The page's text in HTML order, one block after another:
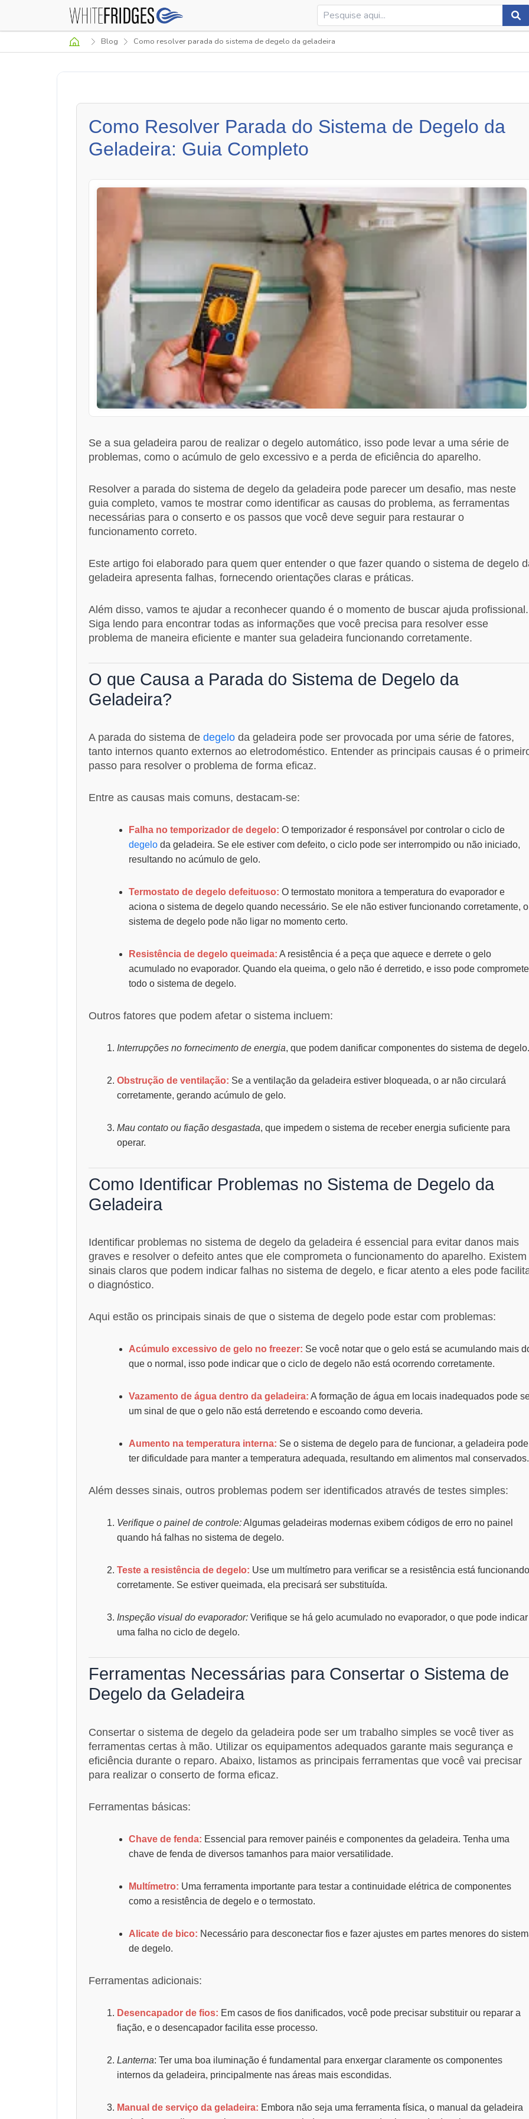
Blog Como resolver parada do sistema de degelo da geladeira
Como Resolver Parada do Sistema de Degelo da
Geladeira: Guia Completo
Se a sua geladeira parou de realizar o degelo automático, isso pode levar a uma série de
problemas, como o acúmulo de gelo excessivo e a perda de eficiência do aparelho.
Resolver a parada do sistema de degelo da geladeira pode parecer um desafio, mas neste
guia completo, vamos te mostrar como identificar as causas do problema, as ferramentas
necessárias para o conserto e os passos que você deve seguir para restaurar o
funcionamento correto.
Este artigo foi elaborado para quem quer entender o que fazer quando o sistema de degelo
geladeira apresenta falhas, fornecendo orientações claras e práticas.
Além disso, vamos te ajudar a reconhecer quando é o momento de buscar ajuda profissional.
Siga lendo para encontrar todas as informações que você precisa para resolver esse
problema de maneira eficiente e manter sua geladeira funcionando corretamente.
O que Causa a Parada do Sistema de Degelo da
Geladeira?
A parada do sistema de degelo da geladeira pode ser provocada por uma série de fatores,
tanto internos quanto externos ao eletrodoméstico. Entender as principais causas é o
passo para resolver o problema de forma eficaz.
Entre as causas mais comuns, destacam-se:
Falha no temporizador de degelo: O temporizador é responsável por controlar o ciclo de
degelo da geladeira. Se ele estiver com defeito, o ciclo pode ser interrompido ou não iniciado,
resultando no acúmulo de gelo.
Termostato de degelo defeituoso: O termostato monitora a temperatura do evaporador e
aciona o sistema de degelo quando necessário. Se ele não estiver funcionando corretamente, o
sistema de degelo pode não ligar no momento certo.
Resistência de degelo queimada: A resistência é a peça que aquece e derrete o gelo
acumulado no evaporador. Quando ela queima, o gelo não é derretido, e isso pode
todo o sistema de degelo.
Outros fatores que podem afetar o sistema incluem:
Interrupções no fornecimento de energia, que podem danificar componentes do sistema de degelo.
Obstrução de ventilação: Se a ventilação da geladeira estiver bloqueada, o ar não circulará
corretamente, gerando acúmulo de gelo.
Mau contato ou fiação desgastada, que impedem o sistema de receber energia suficiente para
operar.
Como Identificar Problemas no Sistema de Degelo da
Geladeira
Identificar problemas no sistema de degelo da geladeira é essencial para evitar danos mais
graves e resolver o defeito antes que ele comprometa o funcionamento do aparelho. Existem
sinais claros que podem indicar falhas no sistema de degelo, e ficar atento a eles pode
o diagnóstico.
Aqui estão os principais sinais de que o sistema de degelo pode estar com problemas:
Acúmulo excessivo de gelo no freezer: Se você notar que o gelo está se acumulando mais
que o normal, isso pode indicar que o ciclo de degelo não está ocorrendo corretamente.
Vazamento de água dentro da geladeira: A formação de água em locais inadequados pode
um sinal de que o gelo não está derretendo e escoando como deveria.
Aumento na temperatura interna: Se o sistema de degelo para de funcionar, a geladeira pode
ter dificuldade para manter a temperatura adequada, resultando em alimentos mal conservados.
Além desses sinais, outros problemas podem ser identificados através de testes simples:
Verifique o painel de controle:Algumas geladeiras modernas exibem códigos de erro no painel
quando há falhas no sistema de degelo.
Teste a resistência de degelo: Use um multímetro para verificar se a resistência está funcionando
corretamente. Se estiver queimada, ela precisará ser substituída.
Inspeção visual do evaporador: Verifique se há gelo acumulado no evaporador, o que pode indicar
uma falha no ciclo de degelo.
Ferramentas Necessárias para Consertar o Sistema de
Degelo da Geladeira
Consertar o sistema de degelo da geladeira pode ser um trabalho simples se você tiver as
ferramentas certas à mão. Utilizar os equipamentos adequados garante mais segurança e
eficiência durante o reparo. Abaixo, listamos as principais ferramentas que você vai precisar
para realizar o conserto de forma eficaz.
Ferramentas básicas:
Chave de fenda: Essencial para remover painéis e componentes da geladeira. Tenha uma
chave de fenda de diversos tamanhos para maior versatilidade.
Multímetro: Uma ferramenta importante para testar a continuidade elétrica de componentes
como a resistência de degelo e o termostato.
Alicate de bico: Necessário para desconectar fios e fazer ajustes em partes menores do
de degelo.
Ferramentas adicionais:
Desencapador de fios: Em casos de fios danificados, você pode precisar substituir ou reparar a
fiação, e o desencapador facilita esse processo.
Lanterna: Ter uma boa iluminação é fundamental para enxergar claramente os componentes
internos da geladeira, principalmente nas áreas mais escondidas.
Manual de serviço da geladeira: Embora não seja uma ferramenta física, o manual da geladeira